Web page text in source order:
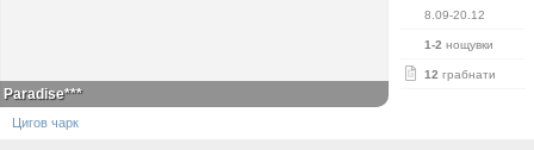
8.09-20.12
1-2 нощувки
12 грабнати
Paradise***
Цигов чарк